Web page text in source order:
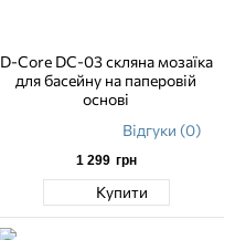
D-Core DC-03 скляна мозаїка
для басейну на паперовій
основі
Відгуки (0)
1 299 грн
Купити